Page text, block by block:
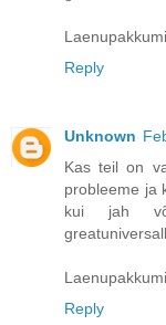
Reply
Unknown
Kas teil on
probleeme ja
kui jah
Reply